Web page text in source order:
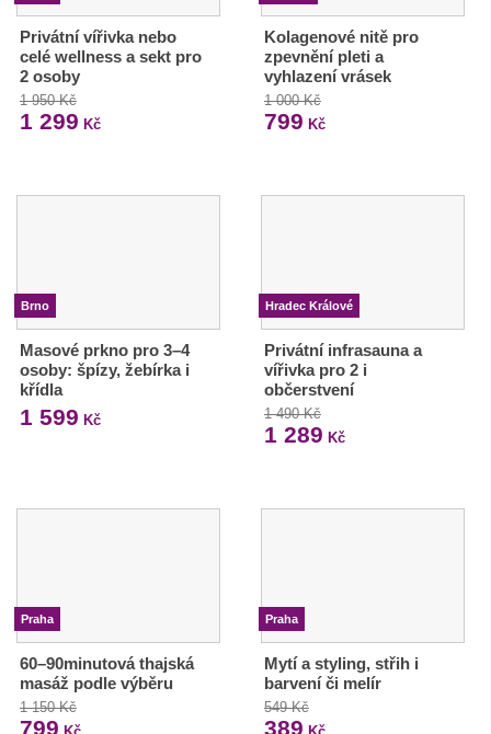
Privátní vířivka nebo
celé wellness a sekt pro
2 osoby
1 950 Kč
1 299 Kč
Kolagenové nitě pro
zpevnění pleti a
vyhlazení vrásek
1 000 Kč
799 Kč
Brno
Masové prkno pro 3–4
osoby: špízy, žebírka i
křídla
1 599 Kč
Hradec Králové
Privátní infrasauna a
vířivka pro 2 i
občerstvení
1 490 Kč
1 289 Kč
Praha
60–90minutová thajská
masáž podle výběru
1 150 Kč
799 Kč
Praha
Mytí a styling, střih i
barvení či melír
549 Kč
389 Kč